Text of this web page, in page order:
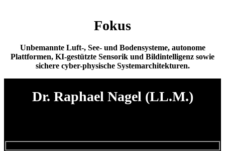
Fokus
Unbemannte Luft-, See- und Bodensysteme, autonome
Plattformen, KI-gestützte Sensorik und Bildintelligenz sowie
sichere cyber-physische Systemarchitekturen.
Dr. Raphael Nagel (LL.M.)